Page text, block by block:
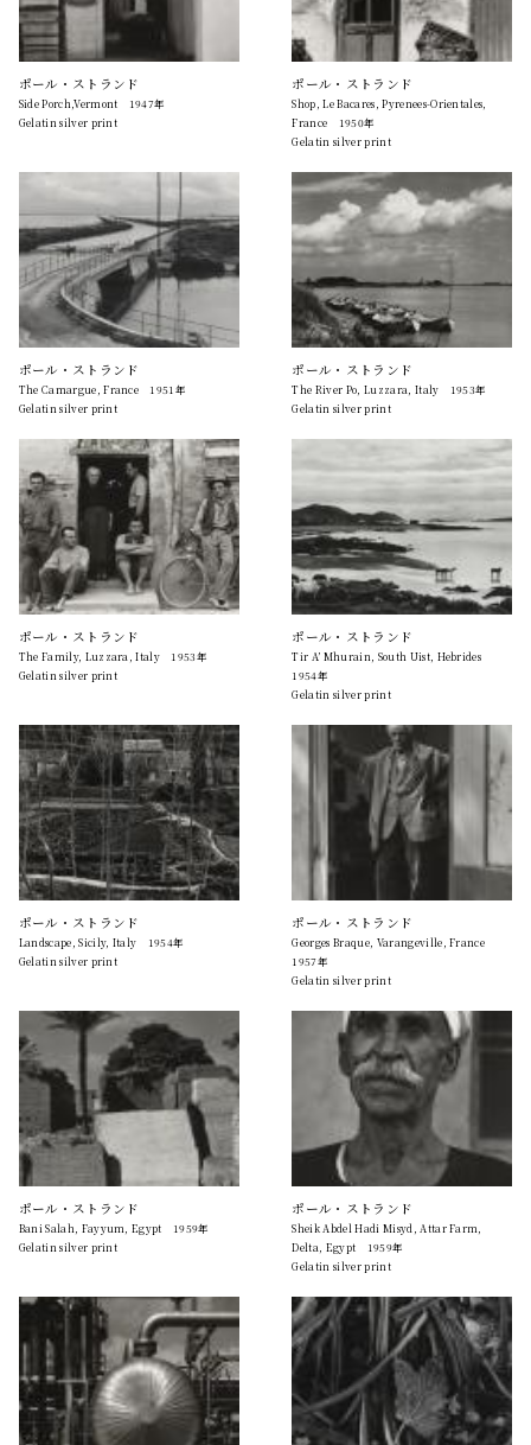
ポール・ストランド
Side Porch,Vermont 1947年
Gelatin silver print
ポール・ストランド
Shop, Le Bacares, Pyrenees-Orientales,
France 1950年
Gelatin silver print
ポール・ストランド
The Camargue, France 1951年
Gelatin silver print
ポール・ストランド
The River Po, Luzzara, Italy 1953年
Gelatin silver print
ポール・ストランド
The Family, Luzzara, Italy 1953年
Gelatin silver print
ポール・ストランド
Tir A’ Mhurain, South Uist, Hebrides
1954年
Gelatin silver print
ポール・ストランド
Landscape, Sicily, Italy 1954年
Gelatin silver print
ポール・ストランド
Georges Braque, Varangeville, France
1957年
Gelatin silver print
ポール・ストランド
Bani Salah, Fayyum, Egypt 1959年
Gelatin silver print
ポール・ストランド
Sheik Abdel Hadi Misyd, Attar Farm,
Delta, Egypt 1959年
Gelatin silver print